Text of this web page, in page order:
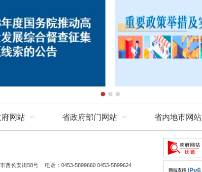
网站 省政府部门网站 省内地市网站
西长安街58号 电话：0453-5899660 0453-5899624